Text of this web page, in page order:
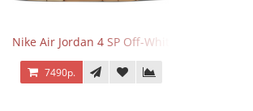
Nike Air Jordan 4 SP Off-White Sail
7490р.